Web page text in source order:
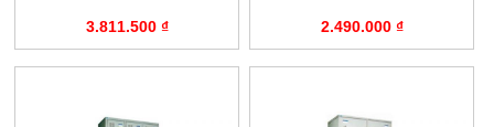
3.811.500 ₫ 2.490.000 ₫